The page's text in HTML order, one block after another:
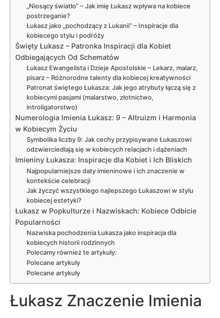
„Niosący światło” – Jak imię Łukasz wpływa na kobiece
postrzeganie?
Łukasz jako „pochodzący z Lukanii” – Inspiracje dla
kobiecego stylu i podróży
Święty Łukasz – Patronka Inspiracji dla Kobiet
Odbiegających Od Schematów
Łukasz Ewangelista i Dzieje Apostolskie – Lekarz, malarz,
pisarz – Różnorodne talenty dla kobiecej kreatywności
Patronat świętego Łukasza: Jak jego atrybuty łączą się z
kobiecymi pasjami (malarstwo, złotnictwo,
introligatorstwo)
Numerologia Imienia Łukasz: 9 – Altruizm i Harmonia
w Kobiecym Życiu
Symbolika liczby 9: Jak cechy przypisywane Łukaszowi
odzwierciedlają się w kobiecych relacjach i dążeniach
Imieniny Łukasza: Inspiracje dla Kobiet i Ich Bliskich
Najpopularniejsze daty imieninowe i ich znaczenie w
kontekście celebracji
Jak życzyć wszystkiego najlepszego Łukaszowi w stylu
kobiecej estetyki?
Łukasz w Popkulturze i Nazwiskach: Kobiece Odbicie
Popularności
Nazwiska pochodzenia Łukasza jako inspiracja dla
kobiecych historii rodzinnych
Polecamy również te artykuły:
Polecane artykuły
Polecane artykuły
Łukasz Znaczenie Imienia